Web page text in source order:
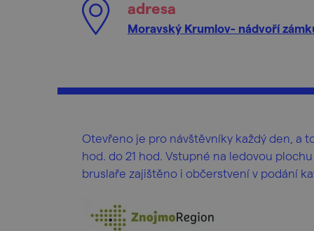
adresa
Moravský Krumlov- nádvoří
Otevřeno je pro návštěvníky každý den, a
hod. do 21 hod. Vstupné na ledovou
bruslaře zajištěno i občerstvení v podání